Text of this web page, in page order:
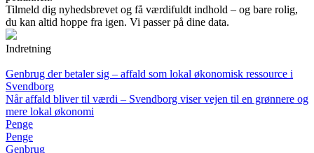
Tilmeld dig nyhedsbrevet og få værdifuldt indhold – og bare rolig,
du kan altid hoppe fra igen. Vi passer på dine data.
Indretning
Genbrug der betaler sig – affald som lokal økonomisk ressource i
Svendborg
Når affald bliver til værdi – Svendborg viser vejen til en grønnere og
mere lokal økonomi
Penge
Penge
Genbrug